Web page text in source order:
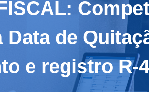
Data de
e registro R-